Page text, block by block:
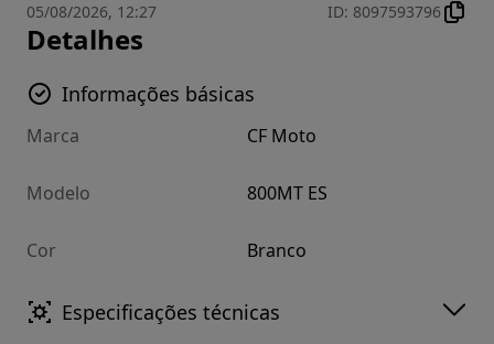
05/08/2026, 12:27 ID: 8097593796
Detalhes
Informações básicas
Marca CF Moto
Modelo 800MT ES
Cor Branco
Especificações técnicas